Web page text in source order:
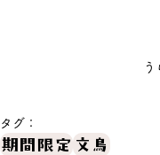
タグ：
期間限定 文鳥